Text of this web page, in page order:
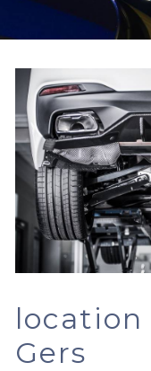
location
Gers